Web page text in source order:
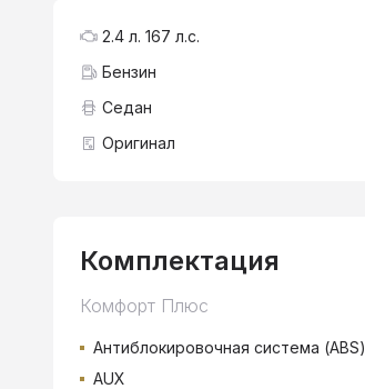
2.4 л. 167 л.с.
Бензин
Седан
Оригинал
Комплектация
Комфорт Плюс
Антиблокировочная система (ABS)
AUX